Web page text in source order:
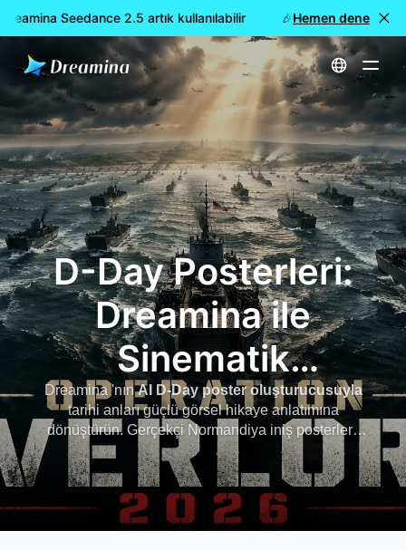
Seedance 2.5 artık kullanılabilir 🎉 Yeni model
Hemen dene
Ana Sayfa
D-Day Posterleri:
Dreamina ile
Sinematik
Normandiya İniş AI
Posterleri
Oluşturun
Dreamina 'nınAI D-Day poster oluşturucusuyla
tarihi anları güçlü görsel hikaye anlatımına
dönüştürün. Gerçekçi Normandiya iniş posterleri,
duygusal D-Day anma posterleri ve ikonik savaş
filmi sanat eserine benzeyen sinematik İkinci
Dünya Savaşı posteri istemleri oluşturun. İster eski
bir askeri estetik, ister kahramanca bir sahil çıkarma
sahnesi veya 6 Haziran 1944 'ten ilham alan